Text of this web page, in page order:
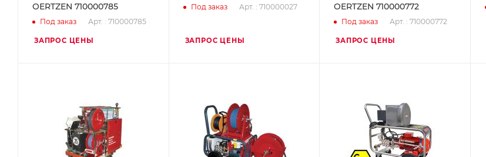
OERTZEN 710000785
Под заказ Арт. : 710000785
ЗАПРОС ЦЕНЫ
Под заказ Арт. : 710000027
ЗАПРОС ЦЕНЫ
OERTZEN 710000772
Под заказ Арт. : 710000772
ЗАПРОС ЦЕНЫ